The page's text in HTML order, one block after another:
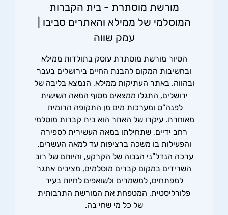
מורשת מוסתרת - בית הקברות
המוסלמי של ממילא והאתרים סביבו |
עמק שווה
הסיור מורשת מוסתרת עוסק בתולדות ממילא
ובחשיבות המקום להבנת החיים בירושלים בעבר
ובהווה. באתר העתיקות ממילא, הנמצא בליבה של
ירושלים, התגלו ממצאים מסוף המאה השישית
לפנה”ס ומערכות מים מן התקופה הרומית
מאוחרת. עיקרו של האתר הוא בית קברות מוסלמי
רחב ידיים, שתחילתו במאה העשירית לספירה
והפעילות בו משכה ברציפות עד למאה העשרים.
ערכה הנדל”ני הגבוה של הקרקע, והיותם של רוב
השרידים במקום קברים מוסלמים, מציבים אתגר
למפתחים, למשמרים ולשואפים לחיות בעיר
פלורליסטית, המטפחת את המורשת התרבותית
של כל מי שחי בה.